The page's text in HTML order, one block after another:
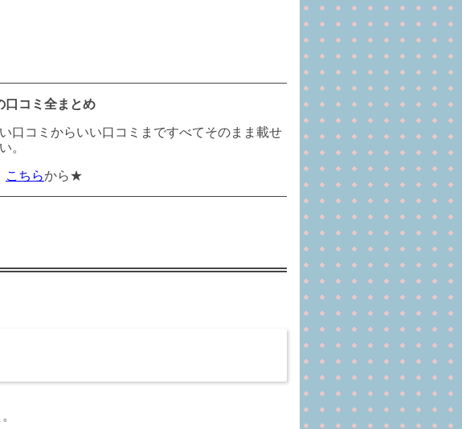
口コミ全まとめ
口コミからいい口コミまですべてそのまま載せ
。
こちらから★